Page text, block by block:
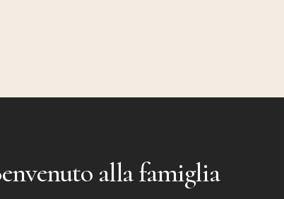
alla famiglia